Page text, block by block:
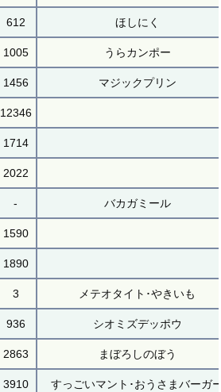
612 ほしにく
1005 うらカンポー
1456 マジックプリン
12346
1714
2022
- バカガミール
1590
1890
3 メテオタイト･やきいも
936 シオミズデッポウ
2863 まぼろしのぼう
3910 すっごいマント･おうさまバーガ